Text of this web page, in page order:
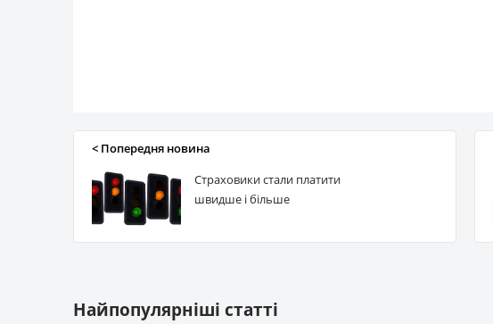
< Попередня новина
Страховики стали платити
швидше і більше
Найпопулярніші статті